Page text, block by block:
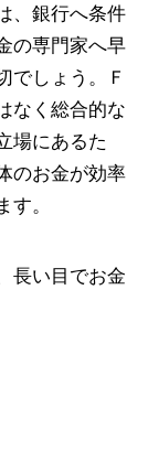
、銀行へ条件
の専門家へ早
でしょう。Ｆ
なく総合的な
場にあるた
のお金が効率
す。
長い目でお金